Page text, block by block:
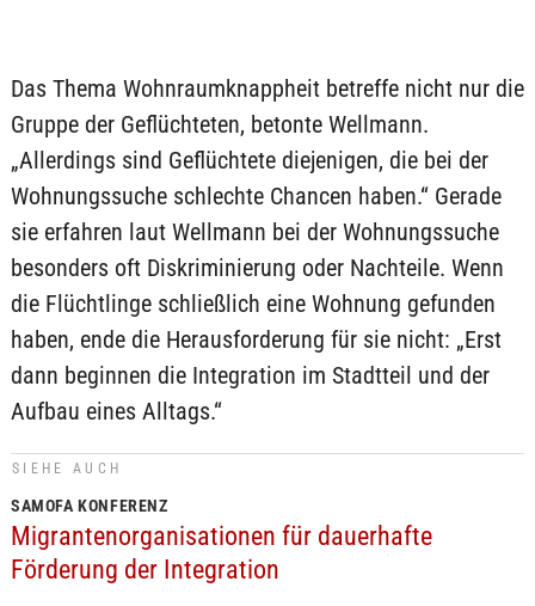
Das Thema Wohnraumknappheit betreffe nicht nur die
Gruppe der Geflüchteten, betonte Wellmann.
„Allerdings sind Geflüchtete diejenigen, die bei der
Wohnungssuche schlechte Chancen haben.“ Gerade
sie erfahren laut Wellmann bei der Wohnungssuche
besonders oft Diskriminierung oder Nachteile. Wenn
die Flüchtlinge schließlich eine Wohnung gefunden
haben, ende die Herausforderung für sie nicht: „Erst
dann beginnen die Integration im Stadtteil und der
Aufbau eines Alltags.“
SIEHE AUCH
SAMOFA KONFERENZ
Migrantenorganisationen für dauerhafte
Förderung der Integration